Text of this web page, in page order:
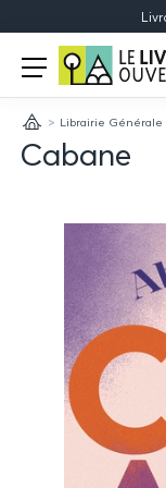
Le
Livre
Ouvert
Open
menu
AccueilLibrairie Générale
Cabane